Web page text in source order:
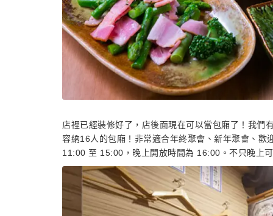
店裡已經裝修好了，店後面現在可以當包廂了！我們
容納16人的包廂！非常適合年終聚會、新年聚會、
11:00 至 15:00，晚上開放時間為 16:00。不只晚上